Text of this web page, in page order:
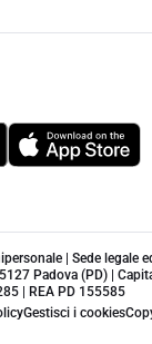
| Sede legale
Padova (PD) |
| REA PD 155585
Gestisci i cookies